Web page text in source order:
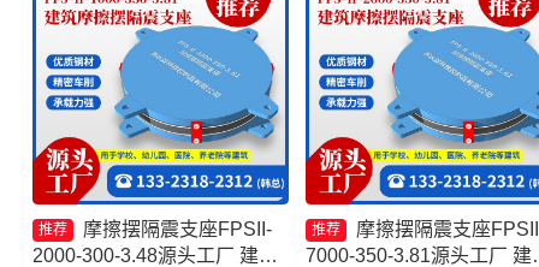
推荐
摩擦摆隔震支座FPSII-
2000-300-3.48源头工厂 建筑
推荐
摩擦摆隔震支座
7000-350-3.81源头工厂 建